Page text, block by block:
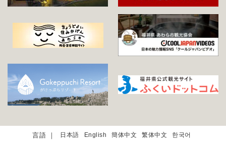
日本語 English 簡体中文 繁体中文 한국어